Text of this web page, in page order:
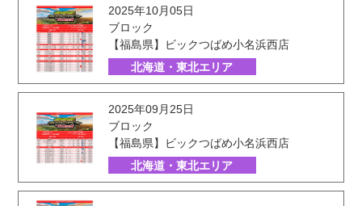
2025年10月05日
ブロック
【福島県】ビックつばめ小名浜西店
北海道・東北エリア
2025年09月25日
ブロック
【福島県】ビックつばめ小名浜西店
北海道・東北エリア